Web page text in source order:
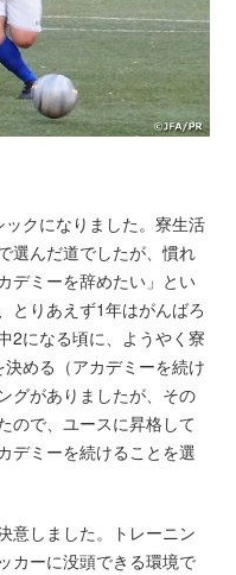
クになりました。寮生活
選んだ道でしたが、慣れ
デミーを辞めたい」とい
とりあえず1年はがんばろ
2になる頃に、ようやく寮
める（アカデミーを続け
グがありましたが、その
ので、ユースに昇格して
デミーを続けることを選
意しました。トレーニン
カーに没頭できる環境で